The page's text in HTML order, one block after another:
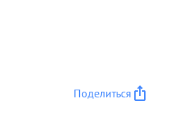
Поделиться